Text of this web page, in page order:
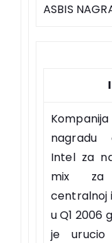
ASBIS
nagradu
Intel za
mix
centralnoj
u Q1 2006
je urucio